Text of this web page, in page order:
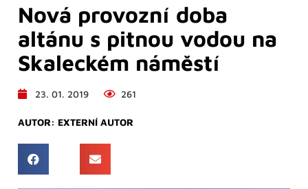
Nová provozní doba
altánu s pitnou vodou na
Skaleckém náměstí
23. 01. 2019 261
AUTOR: EXTERNÍ AUTOR